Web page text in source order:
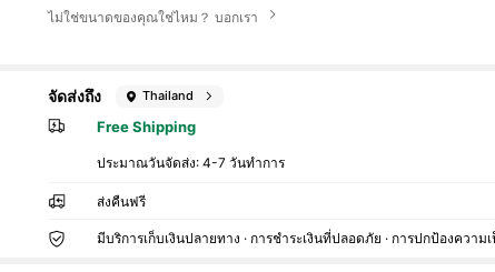
ไม่ใช่ขนาดของคุณใช่ไหม？ บอกเรา
จัดส่งถึง Thailand
Free Shipping
ประมาณวันจัดส่ง:4-7 วันทำการ
ส่งคืนฟรี
มีบริการเก็บเงินปลายทาง · การชำระเงินที่ปลอดภัย · การปกป้องความ